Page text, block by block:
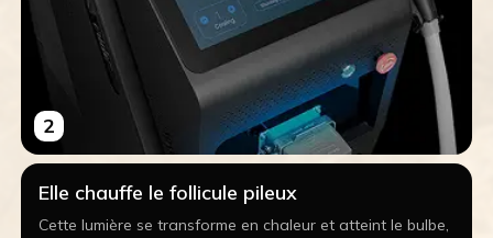
2
Elle chauffe le follicule pileux
Cette lumière se transforme en chaleur et atteint le bulbe,